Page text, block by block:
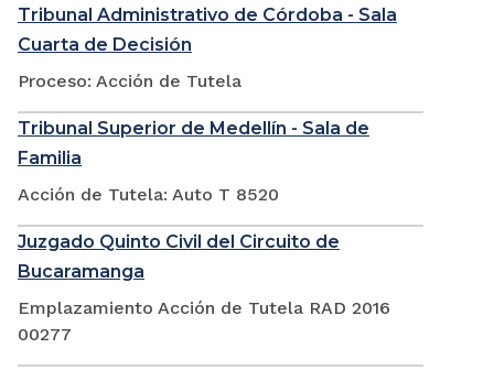
Tribunal Administrativo de Córdoba - Sala
Cuarta de Decisión
Proceso: Acción de Tutela
Tribunal Superior de Medellín - Sala de
Familia
Acción de Tutela: Auto T 8520
Juzgado Quinto Civil del Circuito de
Bucaramanga
Emplazamiento Acción de Tutela RAD 2016
00277